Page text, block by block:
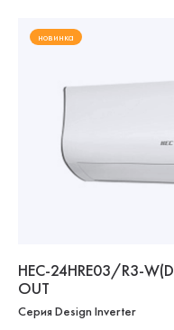
новинка
HEC-24HRE03/R3-
OUT
Серия Design Inverter